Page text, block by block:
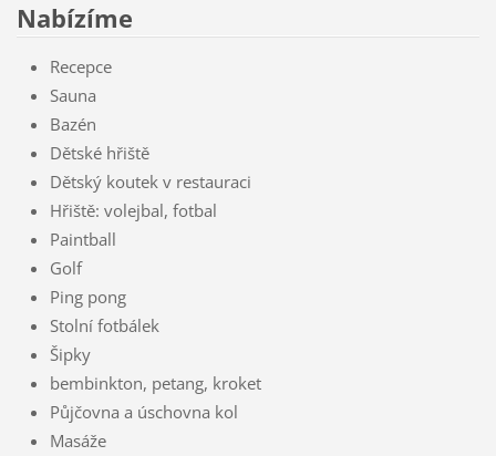
Nabízíme
Recepce
Sauna
Bazén
Dětské hřiště
Dětský koutek v restauraci
Hřiště: volejbal, fotbal
Paintball
Golf
Ping pong
Stolní fotbálek
Šipky
bembinkton, petang, kroket
Půjčovna a úschovna kol
Masáže